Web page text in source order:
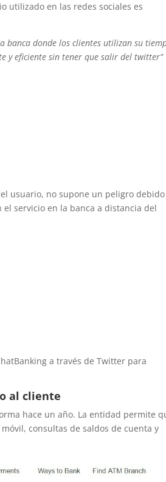
utilizado en las redes sociales es
banca donde los clientes utilizan su
y eficiente sin tener que salir del twitter”
usuario, no supone un peligro
servicio en la banca a distancia del
a través de Twitter para
al cliente
hace un año. La entidad permite
consultas de saldos de cuenta y